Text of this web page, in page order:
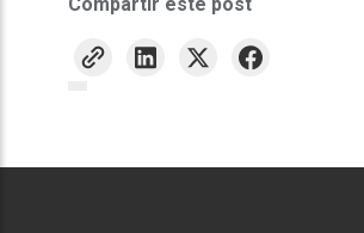
Compartir este post